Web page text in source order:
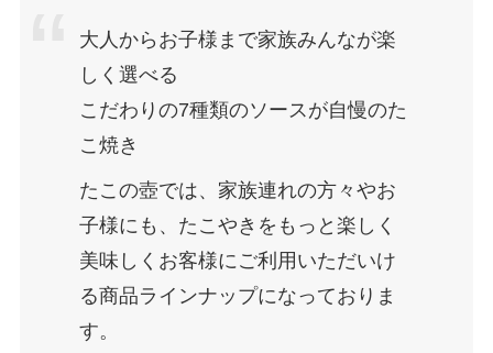
大人からお子様まで家族みんなが楽
しく選べる
こだわりの7種類のソースが自慢のた
こ焼き
たこの壺では、家族連れの方々やお
子様にも、たこやきをもっと楽しく
美味しくお客様にご利用いただいけ
る商品ラインナップになっておりま
す。